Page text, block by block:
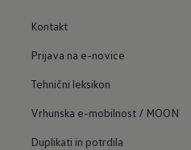
Kontakt
Prijava na e-novice
Tehnični leksikon
Vrhunska e-mobilnost / MOON
Duplikati in potrdila